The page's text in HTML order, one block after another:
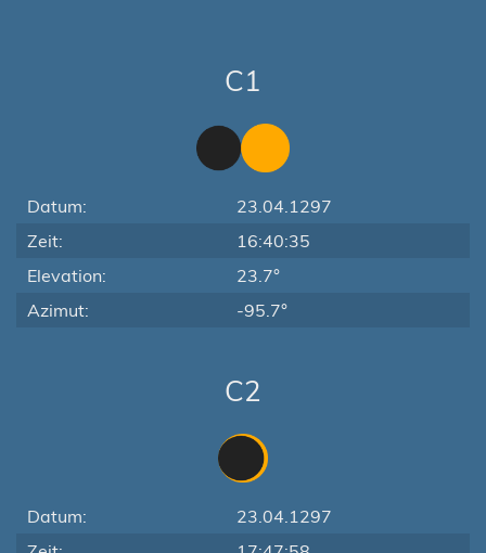
C1
Datum:
23.04.1297
Zeit:
16:40:35
Elevation:
23.7°
Azimut:
-95.7°
C2
Datum:
23.04.1297